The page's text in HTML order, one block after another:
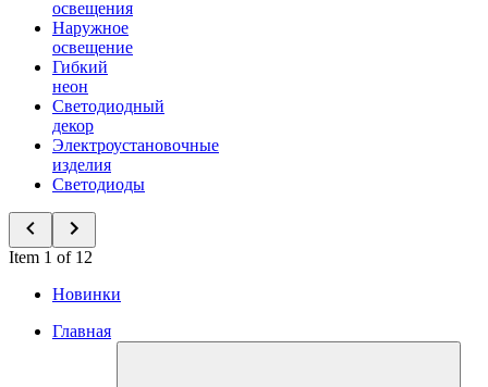
освещения
Наружное
освещение
Гибкий
неон
Светодиодный
декор
Электроустановочные
изделия
Светодиоды
Item 1 of 12
Новинки
Главная